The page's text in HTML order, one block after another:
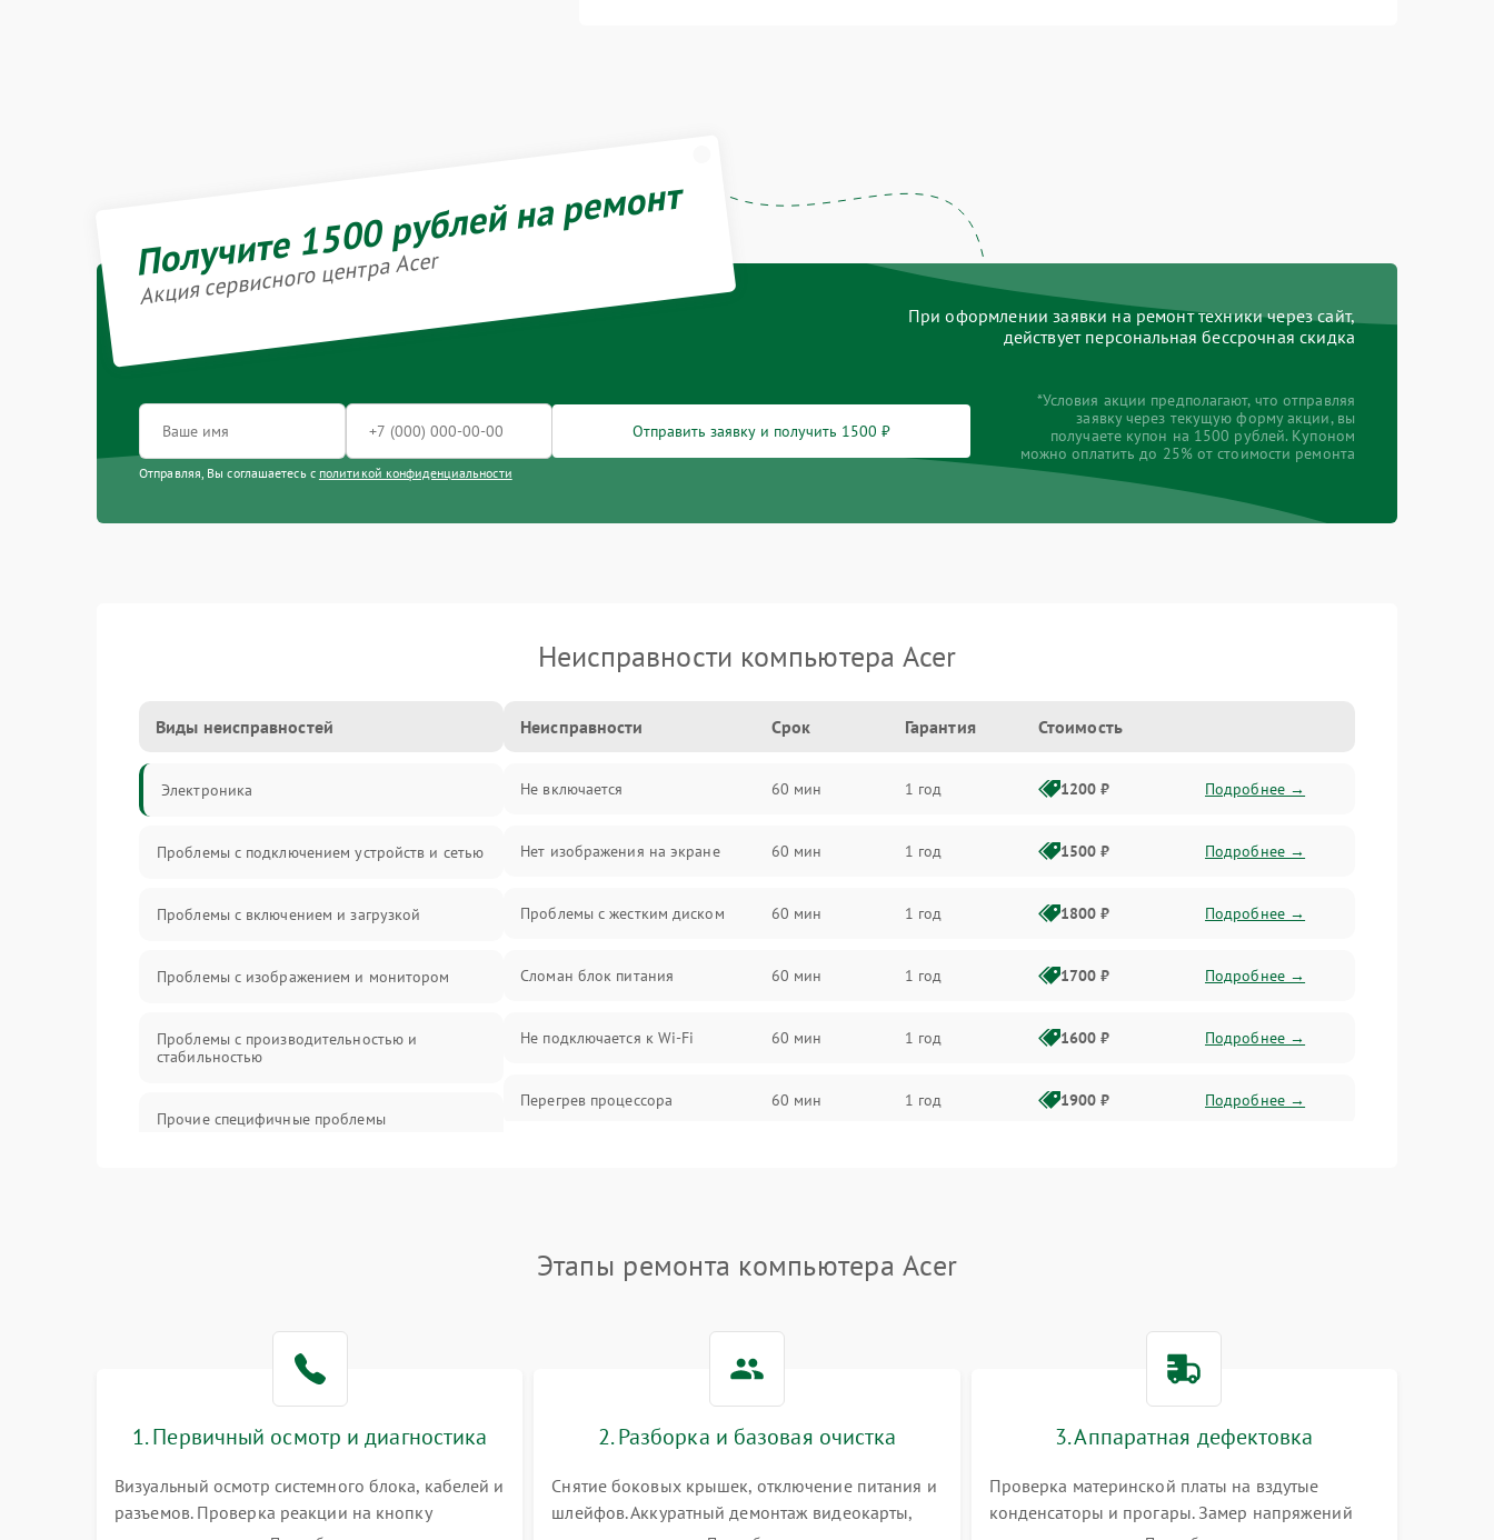
Получите 1500 рублей на ремонт
Акция сервисного центра Acer
При оформлении заявки на ремонт техники через сайт,
действует персональная бессрочная скидка
Отправить заявку и получить 1500 ₽
Отправляя, Вы соглашаетесь с политикой конфиденциальности
*Условия акции предполагают, что отправляя
заявку через текущую форму акции, вы
получаете купон на 1500 рублей. Купоном
можно оплатить до 25% от стоимости ремонта
Неисправности компьютера Acer
Виды неисправностей
Электроника
Проблемы с подключением устройств и сетью
Проблемы с включением и загрузкой
Проблемы с изображением и монитором
Проблемы с производительностью и
стабильностью
Прочие специфичные проблемы
Неисправности Срок Гарантия Стоимость
Не включается 60 мин 1 год 1200 ₽ Подробнее →
Нет изображения на экране 60 мин 1 год 1500 ₽ Подробнее →
Проблемы с жестким диском 60 мин 1 год 1800 ₽ Подробнее →
Сломан блок питания 60 мин 1 год 1700 ₽ Подробнее →
Не подключается к Wi-Fi 60 мин 1 год 1600 ₽ Подробнее →
Перегрев процессора 60 мин 1 год 1900 ₽ Подробнее →
Ошибки в работе оперативной
Не распознается USB-порт 60 мин 1300 ₽ Подробнее →
Этапы ремонта компьютера Acer
1. Первичный осмотр и диагностика
Визуальный осмотр системного блока, кабелей и
разъемов. Проверка реакции на кнопку
2. Разборка и базовая очистка
Снятие боковых крышек, отключение питания и
шлейфов. Аккуратный демонтаж видеокарты,
3. Аппаратная дефектовка
Проверка материнской платы на вздутые
конденсаторы и прогары. Замер напряжений